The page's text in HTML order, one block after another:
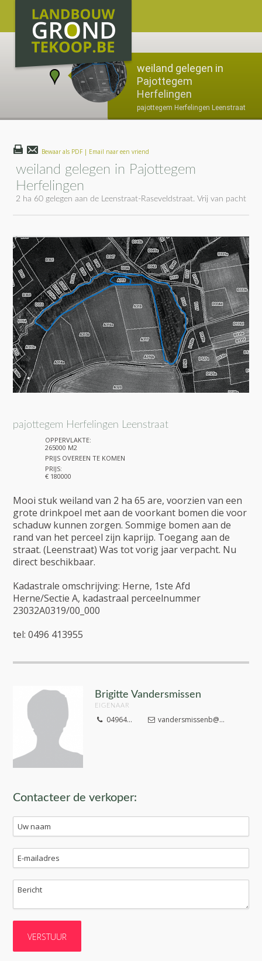
weiland gelegen in
Pajottegem
Herfelingen
pajottegem Herfelingen Leenstraat
Bewaar als PDF | Email naar een vriend
weiland gelegen in Pajottegem
Herfelingen
2 ha 60 gelegen aan de Leenstraat-Raseveldstraat. Vrij van pacht
pajottegem Herfelingen Leenstraat
OPPERVLAKTE:
265000 M2
PRIJS OVEREEN TE KOMEN
PRIJS:
€ 180000
Mooi stuk weiland van 2 ha 65 are, voorzien van een
grote drinkpoel met aan de voorkant bomen die voor
schaduw kunnen zorgen. Sommige bomen aan de
rand van het perceel zijn kaprijp. Toegang aan de
straat. (Leenstraat) Was tot vorig jaar verpacht. Nu
direct beschikbaar.
Kadastrale omschrijving: Herne, 1ste Afd
Herne/Sectie A, kadastraal perceelnummer
23032A0319/00_000
tel: 0496 413955
Brigitte Vandersmissen
EIGENAAR
04964... vandersmissenb@...
Contacteer de verkoper: